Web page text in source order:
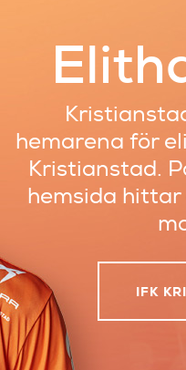
hemarena för
Kristianstad.
hemsida hittar
IFK